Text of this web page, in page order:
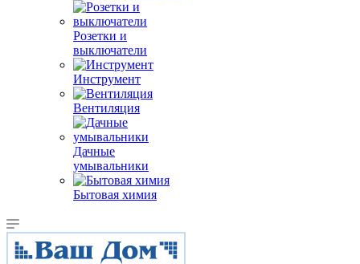
Розетки и
выключатели
Инструмент
Вентиляция
Дачные
умывальники
Бытовая химия